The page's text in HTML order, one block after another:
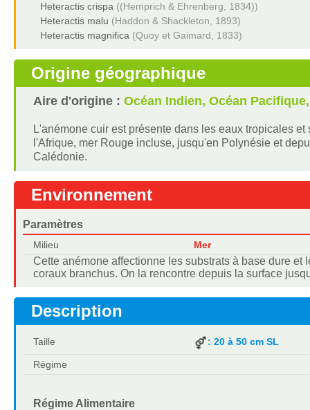
Heteractis crispa ((Hemprich & Ehrenberg, 1834))
Heteractis malu (Haddon & Shackleton, 1893)
Heteractis magnifica (Quoy et Gaimard, 1833)
Origine géographique
Aire d'origine : Océan Indien, Océan
L'anémone cuir est présente dans les eaux tropicales
l'Afrique, mer Rouge incluse, jusqu'en Polynésie et
Calédonie.
Environnement
Paramètres
Milieu Mer
Cette anémone affectionne les substrats à base dure
coraux branchus. On la rencontre depuis la surface
Description
Taille : 20 à 50 cm SL
Régime
Régime Alimentaire